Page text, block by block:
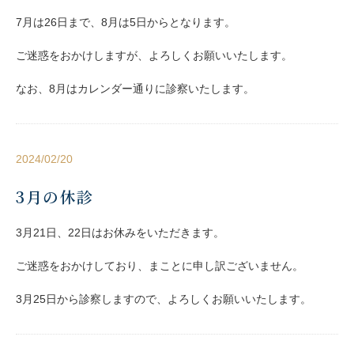
7月は26日まで、8月は5日からとなります。
ご迷惑をおかけしますが、よろしくお願いいたします。
なお、8月はカレンダー通りに診察いたします。
2024/02/20
3月の休診
3月21日、22日はお休みをいただきます。
ご迷惑をおかけしており、まことに申し訳ございません。
3月25日から診察しますので、よろしくお願いいたします。